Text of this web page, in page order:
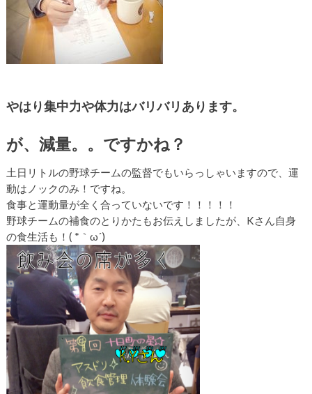
やはり集中力や体力はバリバリあります。
が、減量。。ですかね？
土日リトルの野球チームの監督でもいらっしゃいますので、運
動はノックのみ！ですね。
食事と運動量が全く合っていないです！！！！！
野球チームの補食のとりかたもお伝えしましたが、Kさん自身
の食生活も！( *｀ω´)